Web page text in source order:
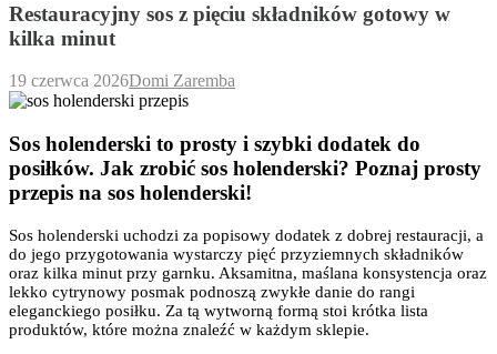
Restauracyjny sos z pięciu składników gotowy w
kilka minut
19 czerwca 2026Domi Zaremba
Sos holenderski to prosty i szybki dodatek do
posiłków. Jak zrobić sos holenderski? Poznaj prosty
przepis na sos holenderski!
Sos holenderski uchodzi za popisowy dodatek z dobrej restauracji, a
do jego przygotowania wystarczy pięć przyziemnych składników
oraz kilka minut przy garnku. Aksamitna, maślana konsystencja oraz
lekko cytrynowy posmak podnoszą zwykłe danie do rangi
eleganckiego posiłku. Za tą wytworną formą stoi krótka lista
produktów, które można znaleźć w każdym sklepie.